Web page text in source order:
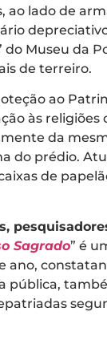
ao lado de
do Museu da
de terreiro.
ao
às religiões
da
do prédio.
de
Sagrado” é
ano,
pública,